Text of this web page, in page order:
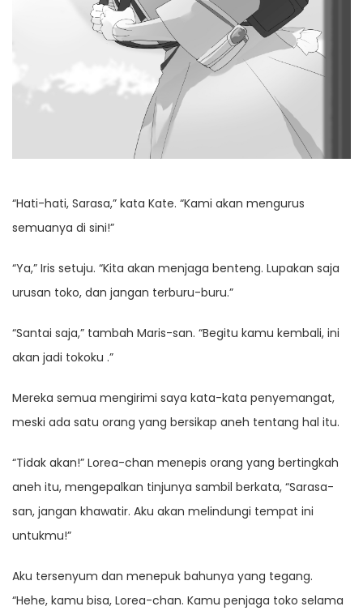
“Hati-hati, Sarasa,” kata Kate. “Kami akan mengurus
semuanya di sini!”
“Ya,” Iris setuju. “Kita akan menjaga benteng. Lupakan saja
urusan toko, dan jangan terburu-buru.”
“Santai saja,” tambah Maris-san. “Begitu kamu kembali, ini
akan jadi tokoku .”
Mereka semua mengirimi saya kata-kata penyemangat,
meski ada satu orang yang bersikap aneh tentang hal itu.
“Tidak akan!” Lorea-chan menepis orang yang bertingkah
aneh itu, mengepalkan tinjunya sambil berkata, “Sarasa-
san, jangan khawatir. Aku akan melindungi tempat ini
untukmu!”
Aku tersenyum dan menepuk bahunya yang tegang.
“Hehe, kamu bisa, Lorea-chan. Kamu penjaga toko selama